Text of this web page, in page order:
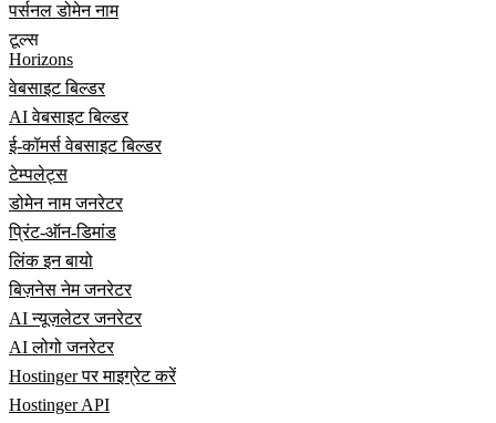
पर्सनल डोमेन नाम
टूल्स
Horizons
वेबसाइट बिल्डर
AI वेबसाइट बिल्डर
ई-कॉमर्स वेबसाइट बिल्डर
टेम्पलेट्स
डोमेन नाम जनरेटर
प्रिंट-ऑन-डिमांड
लिंक इन बायो
बिज़नेस नेम जनरेटर
AI न्यूज़लेटर जनरेटर
AI लोगो जनरेटर
Hostinger पर माइग्रेट करें
Hostinger API